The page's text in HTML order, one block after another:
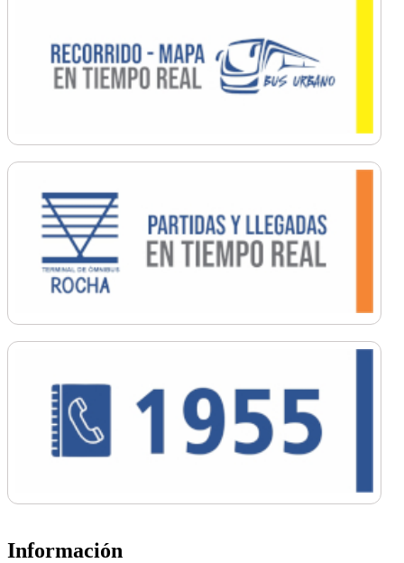
Ordenamiento
Promoción Social
Salud
Secretaría General
Información